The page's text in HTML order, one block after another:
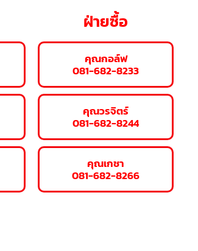
ฝ่ายซื้อ
คุณกอล์ฟ
081-682-8233
คุณวรจิตร์
081-682-8244
คุณเกชา
081-682-8266